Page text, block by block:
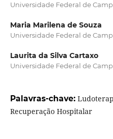
Universidade Federal de
Maria Marilena de Souza
Universidade Federal de
Laurita da Silva Cartaxo
Universidade Federal de
Palavras-chave:
Recuperação Hospitalar